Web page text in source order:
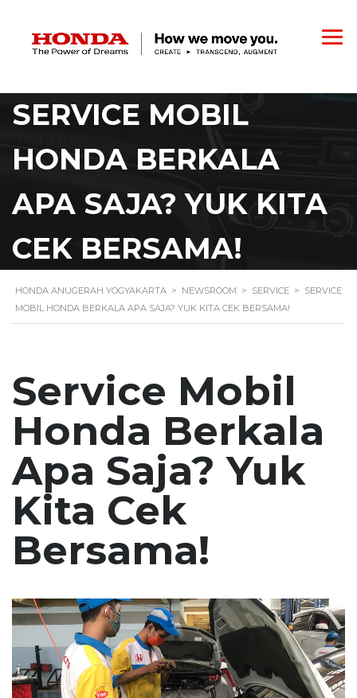
SERVICE MOBIL
HONDA BERKALA
APA SAJA? YUK KITA
CEK BERSAMA!
HONDA ANUGERAH YOGYAKARTA > NEWSROOM > SERVICE > SERVICE
MOBIL HONDA BERKALA APA SAJA? YUK KITA CEK BERSAMA!
Service Mobil
Honda Berkala
Apa Saja? Yuk
Kita Cek
Bersama!